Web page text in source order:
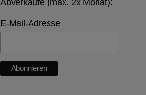
Abverkäufe (max. 2x Monat):
E-Mail-Adresse